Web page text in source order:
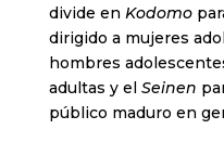
divide en Kodomo
dirigido a mujeres
hombres
adultas y el Seinen
público maduro en